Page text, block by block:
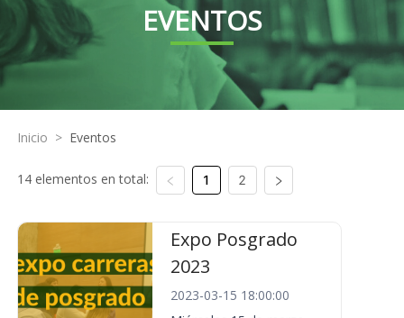
EVENTOS
Inicio > Eventos
14 elementos en total: 1 2
Expo Posgrado
2023
2023-03-15 18:00:00